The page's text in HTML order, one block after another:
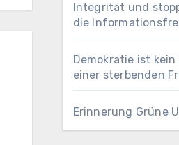
Integrität und
die
Demokratie ist
einer sterbenden
Erinnerung Grüne